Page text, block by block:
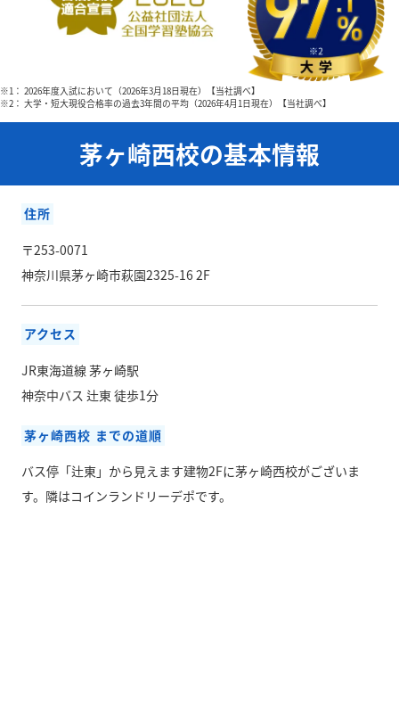
※1： 2026年度入試において（2026年3月18日現在）【当社調べ】
※2： 大学・短大現役合格率の過去3年間の平均（2026年4月1日現在）【当社調べ】
茅ヶ崎西校の基本情報
住所
〒253-0071
神奈川県茅ヶ崎市萩園2325-16 2F
アクセス
JR東海道線 茅ヶ崎駅
神奈中バス 辻東 徒歩1分
茅ヶ崎西校 までの道順
バス停「辻東」から見えます建物2Fに茅ヶ崎西校がございま
す。隣はコインランドリーデポです。